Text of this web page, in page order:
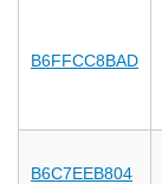
B6FFCC8BAD
B6C7EEB804